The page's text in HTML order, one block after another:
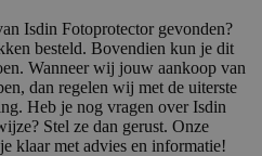
Isdin Fotoprotector gevonden?
besteld. Bovendien kun je dit
Wanneer wij jouw aankoop van
dan regelen wij met de uiterste
Heb je nog vragen over Isdin
Stel ze dan gerust. Onze
klaar met advies en informatie!